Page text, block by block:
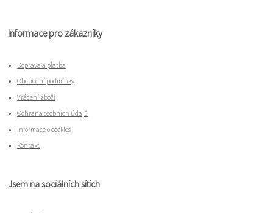
Informace pro zákazníky
Doprava a platba
Obchodní podmínky
Vrácení zboží
Ochrana osobních údajů
Informace o cookies
Kontakt
Jsem na sociálních sítích